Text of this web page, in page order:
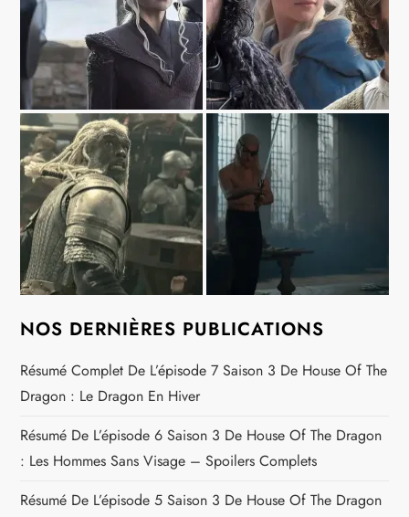
NOS DERNIÈRES PUBLICATIONS
Résumé Complet De L’épisode 7 Saison 3 De House Of The
Dragon : Le Dragon En Hiver
Résumé De L’épisode 6 Saison 3 De House Of The Dragon
: Les Hommes Sans Visage – Spoilers Complets
Résumé De L’épisode 5 Saison 3 De House Of The Dragon